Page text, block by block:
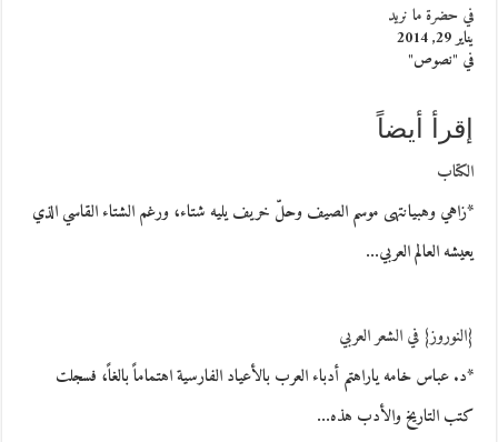
في حضرة ما نريد
يناير 29, 2014
في "نصوص"
إقرأ أيضاً
الكتاب
*زاهي وهبيانتهى موسم الصيف وحلّ خريف يليه شتاء، ورغم الشتاء القاسي الذي
يعيشه العالم العربي…
{النوروز} في الشعر العربي
*د. عباس خامه ياراهتم أدباء العرب بالأعياد الفارسية اهتماماً بالغاً، فسجلت
كتب التاريخ والأدب هذه…